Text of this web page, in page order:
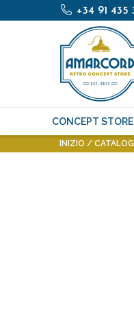
+34 91 435
CONCEPT STORE
INIZIO